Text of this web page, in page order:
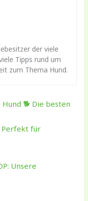
der viele
Tipps rund um
zum Thema Hund.
🐕 Die besten
Perfekt für
Unsere